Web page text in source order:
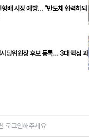
형배 시장 예방… "반도체 협력하되
당위원장 후보 등록… 3대 핵심 과
로그인해주세요